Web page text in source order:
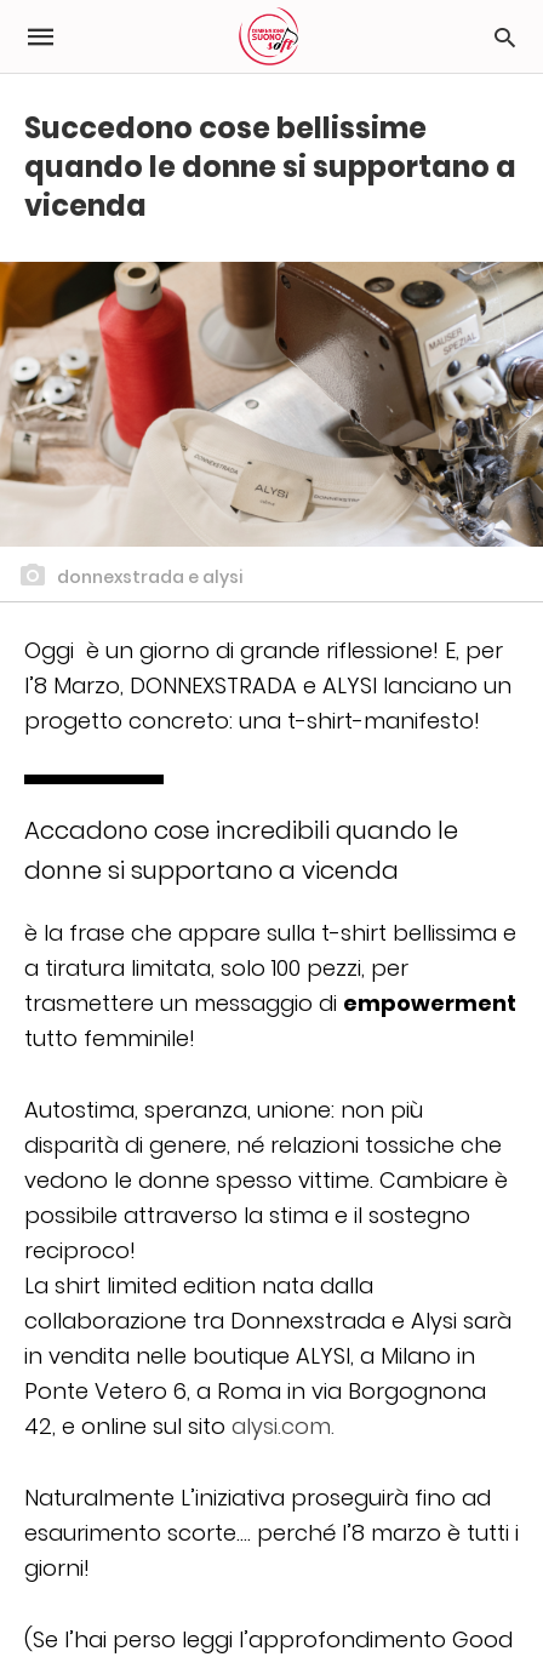
Succedono cose bellissime
quando le donne si supportano a
vicenda
donnexstrada e alysi
Oggi è un giorno di grande riflessione! E, per
l’8 Marzo, DONNEXSTRADA e ALYSI lanciano un
progetto concreto: una t-shirt-manifesto!
Accadono cose incredibili quando le
donne si supportano a vicenda
è la frase che appare sulla t-shirt bellissima e
a tiratura limitata, solo 100 pezzi, per
trasmettere un messaggio di empowerment
tutto femminile!
Autostima, speranza, unione: non più
disparità di genere, né relazioni tossiche che
vedono le donne spesso vittime. Cambiare è
possibile attraverso la stima e il sostegno
reciproco!
La shirt limited edition nata dalla
collaborazione tra Donnexstrada e Alysi sarà
in vendita nelle boutique ALYSI, a Milano in
Ponte Vetero 6, a Roma in via Borgognona
42, e online sul sito alysi.com.
Naturalmente L’iniziativa proseguirà fino ad
esaurimento scorte…. perché l’8 marzo è tutti i
giorni!
(Se l’hai perso leggi l’approfondimento Good